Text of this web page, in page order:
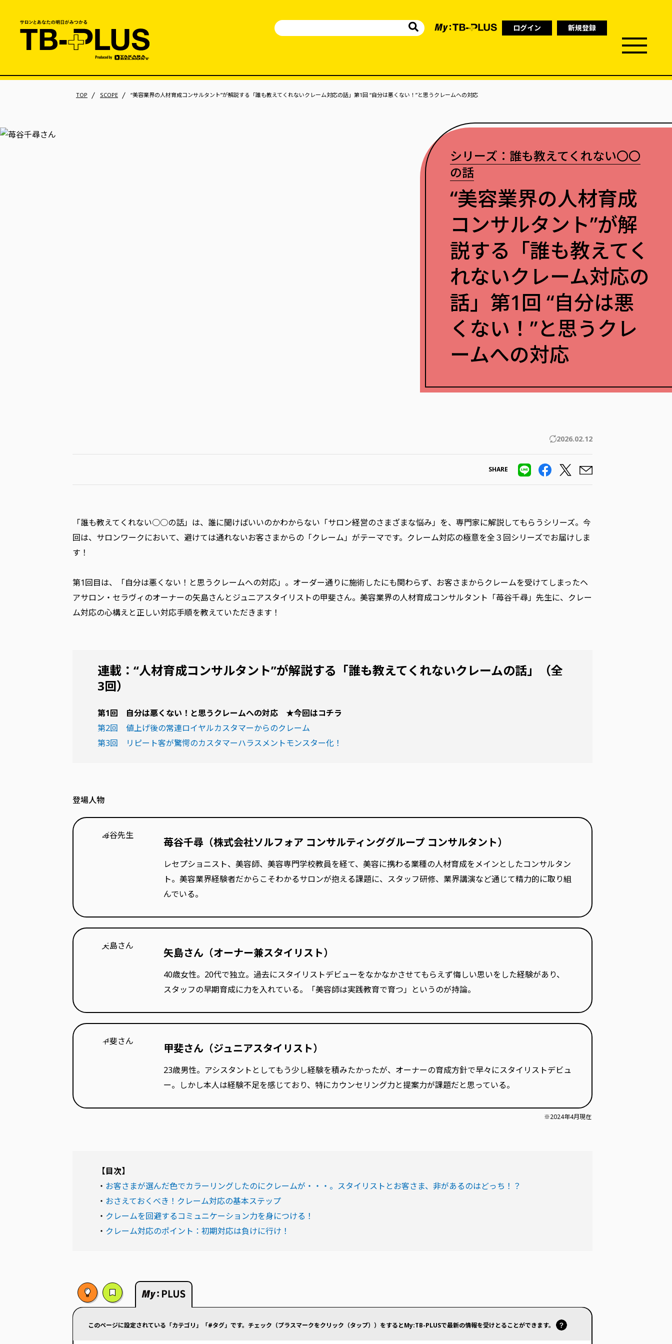
ログイン 新規登録
TOP SCOPE “美容業界の人材育成コンサルタント”が解説する「誰も教えてくれないクレーム対応の話」第1回 “自分は悪くない！”と思うクレームへの対応
シリーズ：誰も教えてくれない〇〇
の話
“美容業界の人材育成
コンサルタント”が解
説する「誰も教えてく
れないクレーム対応の
話」第1回 “自分は悪
くない！”と思うクレ
ームへの対応
2026.02.12
SHARE
「誰も教えてくれない○○の話」は、誰に聞けばいいのかわからない「サロン経営のさまざまな悩み」を、専門家に解説してもらうシリーズ。今
回は、サロンワークにおいて、避けては通れないお客さまからの「クレーム」がテーマです。クレーム対応の極意を全３回シリーズでお届けしま
す！
第1回目は、「自分は悪くない！と思うクレームへの対応」。オーダー通りに施術したにも関わらず、お客さまからクレームを受けてしまったヘ
アサロン・セラヴィのオーナーの矢島さんとジュニアスタイリストの甲斐さん。美容業界の人材育成コンサルタント「苺谷千尋」先生に、クレー
ム対応の心構えと正しい対応手順を教えていただきます！
連載：“人材育成コンサルタント”が解説する「誰も教えてくれないクレームの話」（全
3回）
第1回 自分は悪くない！と思うクレームへの対応 ★今回はコチラ
第2回 値上げ後の常連ロイヤルカスタマーからのクレーム
第3回 リピート客が驚愕のカスタマーハラスメントモンスター化！
登場人物
苺谷千尋（株式会社ソルフォア コンサルティンググループ コンサルタント）
レセプショニスト、美容師、美容専門学校教員を経て、美容に携わる業種の人材育成をメインとしたコンサルタン
ト。美容業界経験者だからこそわかるサロンが抱える課題に、スタッフ研修、業界講演など通じて精力的に取り組
んでいる。
矢島さん（オーナー兼スタイリスト）
40歳女性。20代で独立。過去にスタイリストデビューをなかなかさせてもらえず悔しい思いをした経験があり、
スタッフの早期育成に力を入れている。「美容師は実践教育で育つ」というのが持論。
甲斐さん（ジュニアスタイリスト）
23歳男性。アシスタントとしてもう少し経験を積みたかったが、オーナーの育成方針で早々にスタイリストデビュ
ー。しかし本人は経験不足を感じており、特にカウンセリング力と提案力が課題だと思っている。
※2024年4月現在
【目次】
・ お客さまが選んだ色でカラーリングしたのにクレームが・・・。スタイリストとお客さま、非があるのはどっち！？
・ おさえておくべき！クレーム対応の基本ステップ
・ クレームを回避するコミュニケーション力を身につける！
・ クレーム対応のポイント：初期対応は負けに行け！
このページに設定されている「カテゴリ」「#タグ」です。チェック（プラスマークをクリック（タップ））をするとMy:TB-PLUSで最新の情報を受けとることができます。